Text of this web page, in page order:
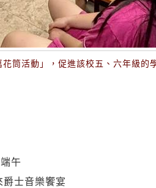
筒活動」，促進該校五、六年級
午
士音樂饗宴